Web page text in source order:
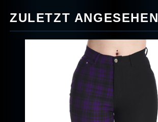
ZULETZT ANGESEHEN